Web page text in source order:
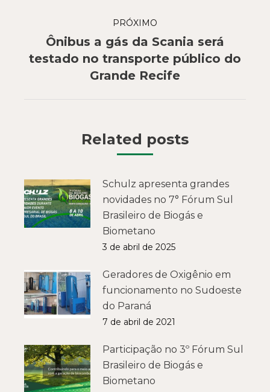
PRÓXIMO
Próximo
post:
Ônibus a gás da Scania será
testado no transporte público do
Grande Recife
Related posts
Schulz apresenta grandes
novidades no 7° Fórum Sul
Brasileiro de Biogás e
Biometano
3 de abril de 2025
Geradores de Oxigênio em
funcionamento no Sudoeste
do Paraná
7 de abril de 2021
Participação no 3º Fórum Sul
Brasileiro de Biogás e
Biometano